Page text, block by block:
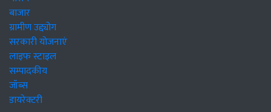
बाजार
ग्रामीण उद्द्योग
सरकारी योजनाएं
लाइफ स्टाइल
सम्पादकीय
जॉब्स
डायरेक्टरी